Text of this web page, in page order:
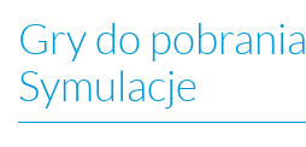
Gry do pobrania
Symulacje